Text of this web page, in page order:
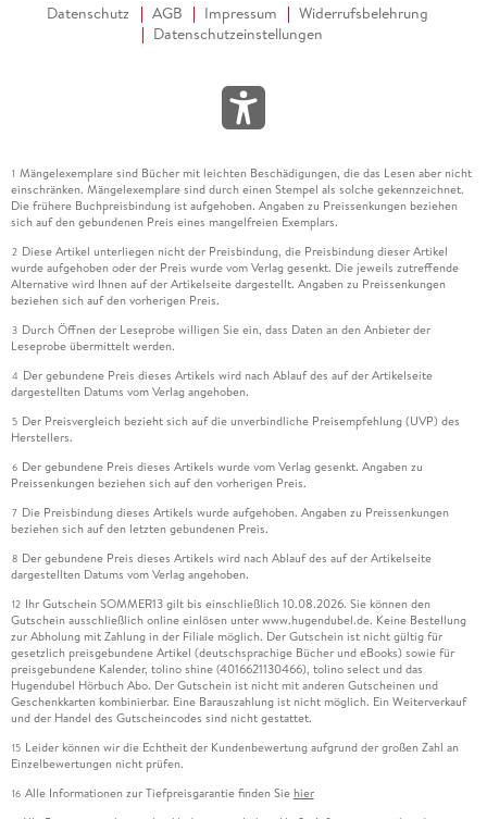
Datenschutz AGB Impressum
Widerrufsbelehrung
Datenschutzeinstellungen
1 Mängelexemplare sind Bücher mit leichten Beschädigungen, die das Lesen aber nicht
einschränken. Mängelexemplare sind durch einen Stempel als solche gekennzeichnet.
Die frühere Buchpreisbindung ist aufgehoben. Angaben zu Preissenkungen beziehen
sich auf den gebundenen Preis eines mangelfreien Exemplars.
2 Diese Artikel unterliegen nicht der Preisbindung, die Preisbindung dieser Artikel
wurde aufgehoben oder der Preis wurde vom Verlag gesenkt. Die jeweils zutreffende
Alternative wird Ihnen auf der Artikelseite dargestellt. Angaben zu Preissenkungen
beziehen sich auf den vorherigen Preis.
3 Durch Öffnen der Leseprobe willigen Sie ein, dass Daten an den Anbieter der
Leseprobe übermittelt werden.
4 Der gebundene Preis dieses Artikels wird nach Ablauf des auf der Artikelseite
dargestellten Datums vom Verlag angehoben.
5 Der Preisvergleich bezieht sich auf die unverbindliche Preisempfehlung (UVP) des
Herstellers.
6 Der gebundene Preis dieses Artikels wurde vom Verlag gesenkt. Angaben zu
Preissenkungen beziehen sich auf den vorherigen Preis.
7 Die Preisbindung dieses Artikels wurde aufgehoben. Angaben zu Preissenkungen
beziehen sich auf den letzten gebundenen Preis.
8 Der gebundene Preis dieses Artikels wird nach Ablauf des auf der Artikelseite
dargestellten Datums vom Verlag angehoben.
12 Ihr Gutschein SOMMER13 gilt bis einschließlich 10.08.2026. Sie können den
Gutschein ausschließlich online einlösen unter www.hugendubel.de. Keine Bestellung
zur Abholung mit Zahlung in der Filiale möglich. Der Gutschein ist nicht gültig für
gesetzlich preisgebundene Artikel (deutschsprachige Bücher und eBooks) sowie für
preisgebundene Kalender, tolino shine (4016621130466), tolino select und das
Hugendubel Hörbuch Abo. Der Gutschein ist nicht mit anderen Gutscheinen und
Geschenkkarten kombinierbar. Eine Barauszahlung ist nicht möglich. Ein Weiterverkauf
und der Handel des Gutscheincodes sind nicht gestattet.
15 Leider können wir die Echtheit der Kundenbewertung aufgrund der großen Zahl an
Einzelbewertungen nicht prüfen.
16 Alle Informationen zur Tiefpreisgarantie finden Sie hier